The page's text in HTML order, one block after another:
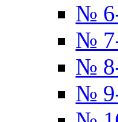
№
№
№
№